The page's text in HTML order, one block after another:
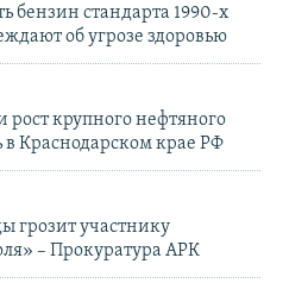
бензин стандарта 1990-х
об угрозе здоровью
крупного нефтяного
в Краснодарском крае РФ
грозит участнику
– Прокуратура АРК